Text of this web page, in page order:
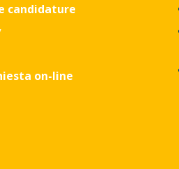
candidature
on-line